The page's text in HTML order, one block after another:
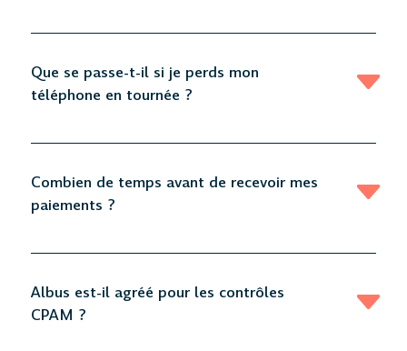
Que se passe-t-il si je perds mon
téléphone en tournée ?
Combien de temps avant de recevoir mes
paiements ?
Albus est-il agréé pour les contrôles
CPAM ?